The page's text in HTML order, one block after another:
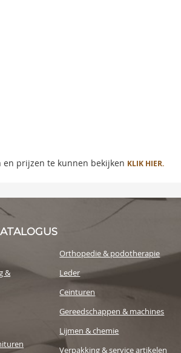
prijzen te kunnen bekijken KLIK HIER.
&
Orthopedie & podotherapie
Leder
Ceinturen
Gereedschappen & machines
Lijmen & chemie
Verpakking & service artikelen